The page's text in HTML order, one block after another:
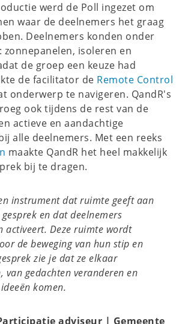
werd de Poll ingezet om
waar de deelnemers het graag
Deelnemers konden onder
zonnepanelen, isoleren en
de groep een keuze had
de facilitator de Remote Control
onderwerp te navigeren. QandR's
ook tijdens de rest van de
actieve en aandachtige
alle deelnemers. Met een reeks
maakte QandR het heel makkelijk
bij te dragen.
instrument dat ruimte geeft aan
en dat deelnemers
activeert. Deze ruimte wordt
de beweging van hun stip en
zie je dat ze elkaar
van gedachten veranderen en
komen.
adviseur | Gemeente